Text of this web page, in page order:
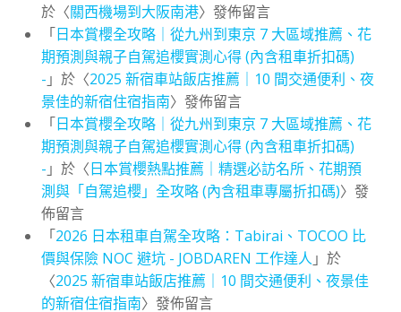
於〈關西機場到大阪南港〉發佈留言
「日本賞櫻全攻略｜從九州到東京 7 大區域推薦、花
期預測與親子自駕追櫻實測心得 (內含租車折扣碼)
- 」於〈2025 新宿車站飯店推薦｜10 間交通便利、夜
景佳的新宿住宿指南〉發佈留言
「日本賞櫻全攻略｜從九州到東京 7 大區域推薦、花
期預測與親子自駕追櫻實測心得 (內含租車折扣碼)
- 」於〈日本賞櫻熱點推薦｜精選必訪名所、花期預
測與「自駕追櫻」全攻略 (內含租車專屬折扣碼)〉發
佈留言
「2026 日本租車自駕全攻略：Tabirai、TOCOO 比
價與保險 NOC 避坑 - JOBDAREN 工作達人 」於
〈2025 新宿車站飯店推薦｜10 間交通便利、夜景佳
的新宿住宿指南〉發佈留言